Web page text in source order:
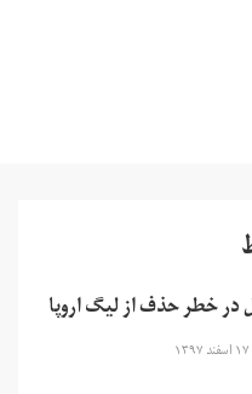
در خطر حذف از لیگ اروپا
۱۷ اسفند ۱۳۹۷